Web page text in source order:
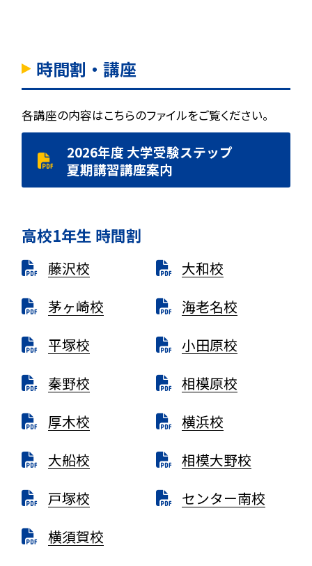
時間割・講座
各講座の内容はこちらのファイルをご覧ください。
2026年度 大学受験ステップ
夏期講習講座案内
高校1年生 時間割
藤沢校
大和校
茅ヶ崎校
海老名校
平塚校
小田原校
秦野校
相模原校
厚木校
横浜校
大船校
相模大野校
戸塚校
センター南校
横須賀校